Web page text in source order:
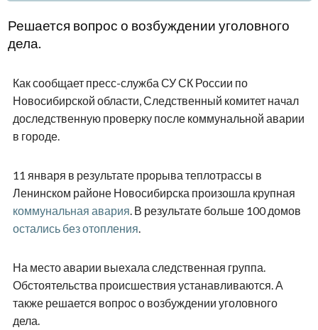
Решается вопрос о возбуждении уголовного
дела.
Как сообщает пресс-служба СУ СК России по
Новосибирской области, Следственный комитет начал
доследственную проверку после коммунальной аварии
в городе.
11 января в результате прорыва теплотрассы в
Ленинском районе Новосибирска произошла крупная
коммунальная авария. В результате больше 100 домов
остались без отопления.
На место аварии выехала следственная группа.
Обстоятельства происшествия устанавливаются. А
также решается вопрос о возбуждении уголовного
дела.